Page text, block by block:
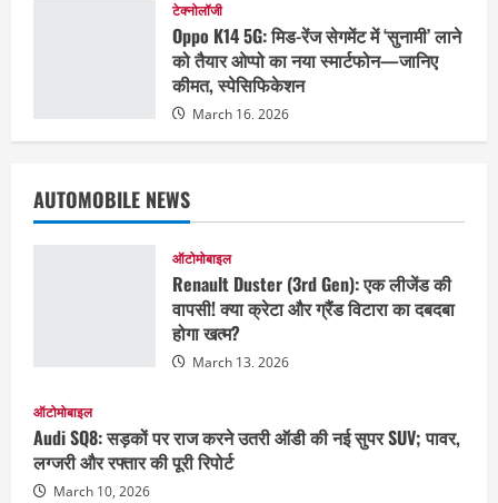
टेक्नोलॉजी
Oppo K14 5G: मिड-रेंज सेगमेंट में ‘सुनामी’ लाने
को तैयार ओप्पो का नया स्मार्टफोन—जानिए
कीमत, स्पेसिफिकेशन
March 16, 2026
AUTOMOBILE NEWS
ऑटोमोबाइल
Renault Duster (3rd Gen): एक लीजेंड की
वापसी! क्या क्रेटा और ग्रैंड विटारा का दबदबा
होगा खत्म?
March 13, 2026
ऑटोमोबाइल
Audi SQ8: सड़कों पर राज करने उतरी ऑडी की नई सुपर SUV; पावर,
लग्जरी और रफ्तार की पूरी रिपोर्ट
March 10, 2026